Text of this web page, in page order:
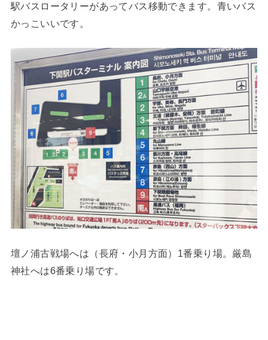
駅バスロータリーがあってバス移動できます。青いバス
かっこいいです。
壇ノ浦古戦場へは（長府・小月方面）1番乗り場。厳島
神社へは6番乗り場です。